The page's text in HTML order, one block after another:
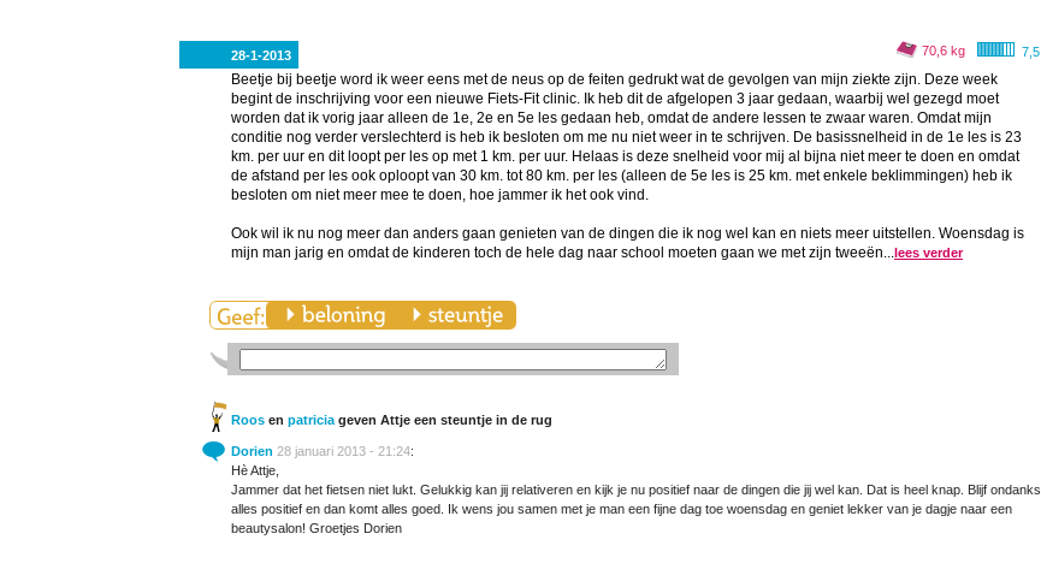
28-1-2013 7,5
70,6 kg
Beetje bij beetje word ik weer eens met de neus op de feiten gedrukt wat de gevolgen van mijn ziekte zijn. Deze week
begint de inschrijving voor een nieuwe Fiets-Fit clinic. Ik heb dit de afgelopen 3 jaar gedaan, waarbij wel gezegd moet
worden dat ik vorig jaar alleen de 1e, 2e en 5e les gedaan heb, omdat de andere lessen te zwaar waren. Omdat mijn
conditie nog verder verslechterd is heb ik besloten om me nu niet weer in te schrijven. De basissnelheid in de 1e les is 23
km. per uur en dit loopt per les op met 1 km. per uur. Helaas is deze snelheid voor mij al bijna niet meer te doen en omdat
de afstand per les ook oploopt van 30 km. tot 80 km. per les (alleen de 5e les is 25 km. met enkele beklimmingen) heb ik
besloten om niet meer mee te doen, hoe jammer ik het ook vind.
Ook wil ik nu nog meer dan anders gaan genieten van de dingen die ik nog wel kan en niets meer uitstellen. Woensdag is
mijn man jarig en omdat de kinderen toch de hele dag naar school moeten gaan we met zijn tweeën...lees verder
Roos en patricia geven Attje een steuntje in de rug
Dorien 28 januari 2013 - 21:24:
Hè Attje,
Jammer dat het fietsen niet lukt. Gelukkig kan jij relativeren en kijk je nu positief naar de dingen die jij wel kan. Dat is heel knap. Blijf ondanks
alles positief en dan komt alles goed. Ik wens jou samen met je man een fijne dag toe woensdag en geniet lekker van je dagje naar een
beautysalon! Groetjes Dorien